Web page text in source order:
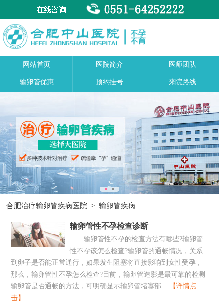
网站首页 医院简介 医师团队
输卵管优惠 预约挂号 来院路线
合肥治疗输卵管疾病医院 >输卵管疾病
输卵管性不孕检查诊断
输卵管性不孕的检查方法有哪些?输卵管
性不孕该怎么检查?输卵管的通畅情况，关系
到卵子是否能正常通行，如果发生阻塞将直接影响到女性受孕，
那么，输卵管性不孕怎么检查?目前，输卵管造影是最可靠的检测
输卵管是否通畅的方法，可明确显示输卵管堵塞部...
【详情点
击】